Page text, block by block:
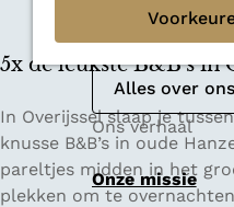
Bekijk de
mogelijkheden
Alles over
Ons verhaal
Onze missie
5x de leukste B&B's in
5
x
d
e
In Overijssel slaap je
knusse B&B’s in oude
pareltjes midden in het
plekken om te